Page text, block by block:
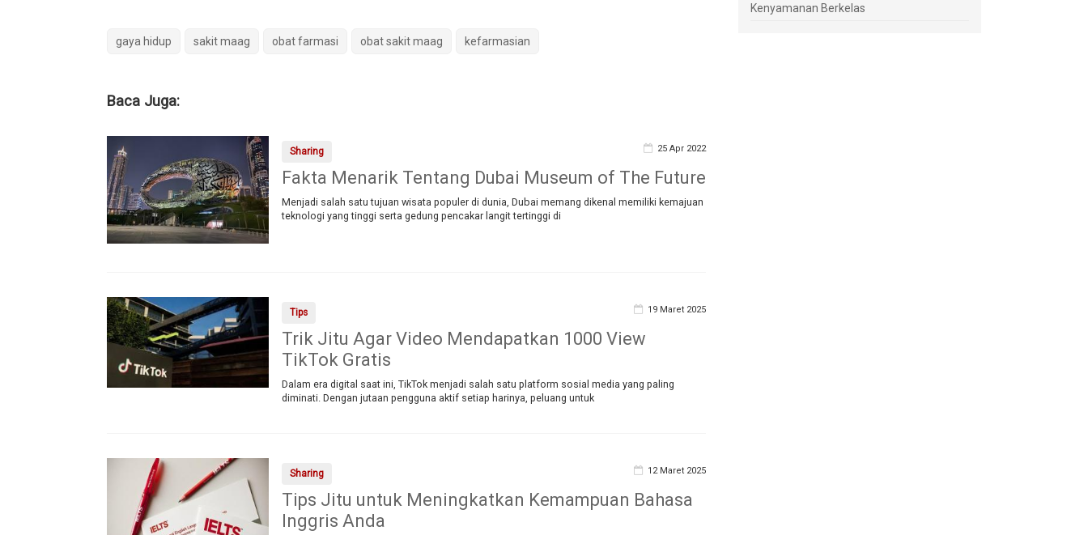
gaya hidup sakit maag obat farmasi obat sakit maag kefarmasian
Baca Juga:
Sharing 25 Apr 2022
Fakta Menarik Tentang Dubai Museum of The Future
Menjadi salah satu tujuan wisata populer di dunia, Dubai memang dikenal memiliki kemajuan
teknologi yang tinggi serta gedung pencakar langit tertinggi di
Tips 19 Maret 2025
Trik Jitu Agar Video Mendapatkan 1000 View
TikTok Gratis
Dalam era digital saat ini, TikTok menjadi salah satu platform sosial media yang paling
diminati. Dengan jutaan pengguna aktif setiap harinya, peluang untuk
Sharing 12 Maret 2025
Tips Jitu untuk Meningkatkan Kemampuan Bahasa
Inggris Anda
Kenyamanan Berkelas